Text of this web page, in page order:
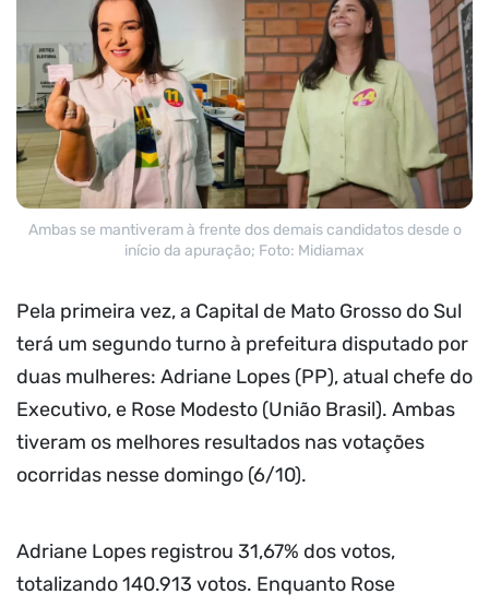
Ambas se mantiveram à frente dos demais candidatos desde o
início da apuração; Foto: Midiamax
Pela primeira vez, a Capital de Mato Grosso do Sul
terá um segundo turno à prefeitura disputado por
duas mulheres: Adriane Lopes (PP), atual chefe do
Executivo, e Rose Modesto (União Brasil). Ambas
tiveram os melhores resultados nas votações
ocorridas nesse domingo (6/10).
Adriane Lopes registrou 31,67% dos votos,
totalizando 140.913 votos. Enquanto Rose